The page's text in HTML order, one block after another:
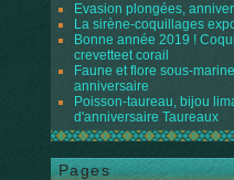
Evasion plongées,
La sirène-coquillages
Bonne année 2019 !
crevetteet corail
Faune et flore sous-
anniversaire
Poisson-taureau, bijou
d'anniversaire Taureaux
Pages